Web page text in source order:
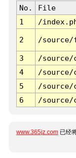
No. File
1
/
2 /source/
3 /source/
4
/source/
5
/source/
6
/source/
www.365jz.com 已经